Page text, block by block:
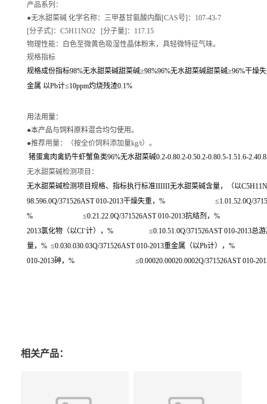
产品系列：
●无水甜菜碱 化学名称：三甲基甘氨酸内酯[CAS号]：107-43-7
[分子式]：C5H11NO2 [分子量]：117.15
物理性能：白色至微黄色吸湿性晶体粉末，具轻微特征气味。
规格指标
规格成份指标98%无水甜菜碱甜菜碱≥98%96%无水甜菜碱甜菜碱≥96%干燥
金属 以Pb计≤10ppm灼烧残渣0.1%
用法用量：
●本产品与饲料原料混合均匀使用。
●推荐用量：（按全价饲料添加量kg/t）。
猪蛋禽肉禽奶牛虾蟹鱼类96%无水甜菜碱0.2-0.80.2-0.50.2-0.80.5-1.51.6-
无水甜菜碱检测项目：
无水甜菜碱检测项目规格、指标执行标准IIIIII无水甜菜碱含量，（以
98.596.0Q/371526AST 010-2013干燥失重，% ≤1.01.52.0Q/
% ≤0.21.22.0Q/371526AST 010-2013抗结剂，% ≤－
2013氯化物（以Clˉ计），% ≤0.10.51.0Q/371526AST 010-2013总游
量，% ≤0.030.030.03Q/371526AST 010-2013重金属（以Pb计），%
010-2013砷，% ≤0.00020.00020.0002Q/371526AST 010-
相关产品：